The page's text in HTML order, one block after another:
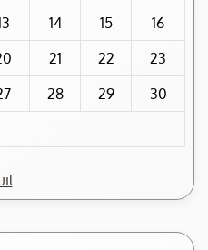
14 15
16
21 22
23
28 29
30